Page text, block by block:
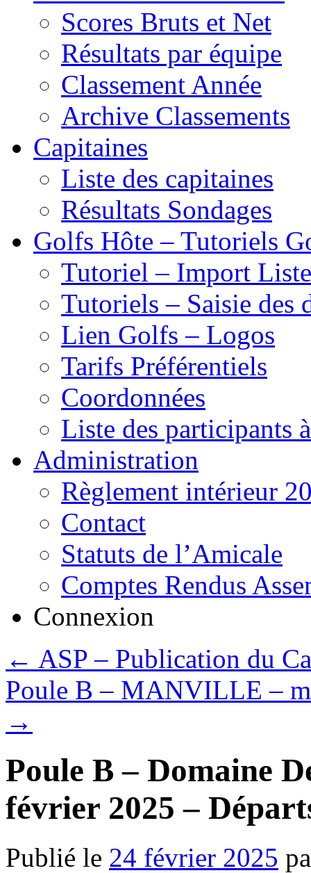
Scores Bruts et Net
Résultats par équipe
Classement Année
Archive Classements
Capitaines
Liste des capitaines
Résultats Sondages
Golfs Hôte – Tutoriels
Tutoriel – Import
Tutoriels – Saisie des
Lien Golfs – Logos
Tarifs Préférentiels
Coordonnées
Liste des participants
Administration
Règlement intérieur
Contact
Statuts de l’Amicale
Comptes Rendus
Connexion
← ASP – Publication du
Poule B – MANVILLE –
→
Poule B – Domaine
février 2025 –
Publié le 24 février 2025